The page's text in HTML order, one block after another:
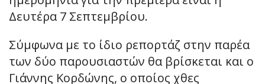
Δευτέρα 7 Σεπτεμβρίου.
Σύμφωνα με το ίδιο ρεπορτάζ στην παρέα
των δύο παρουσιαστών θα βρίσκεται και ο
Γιάννης Κορδώνης, ο οποίος χθες